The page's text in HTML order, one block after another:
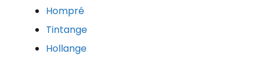
Hompré
Tintange
Hollange